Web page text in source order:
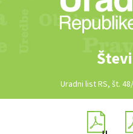
Uradni list RS, št.